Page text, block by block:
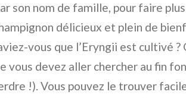
son nom de famille, pour faire
délicieux et plein de
vous que l’Eryngii est cultivé ?
vous devez aller chercher au fin
!). Vous pouvez le trouver